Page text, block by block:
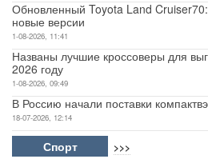
Обновленный Toyota Land
новые версии
1-08-2026, 11:41
Названы лучшие кроссоверы для
2026 году
1-08-2026, 09:49
В Россию начали поставки
18-07-2026, 12:14
Спорт >>>